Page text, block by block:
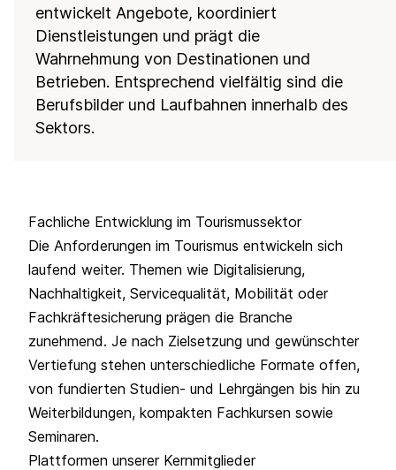
entwickelt Angebote, koordiniert
Dienstleistungen und prägt die
Wahrnehmung von Destinationen und
Betrieben. Entsprechend vielfältig sind die
Berufsbilder und Laufbahnen innerhalb des
Sektors.
Fachliche Entwicklung im Tourismussektor
Die Anforderungen im Tourismus entwickeln sich
laufend weiter. Themen wie Digitalisierung,
Nachhaltigkeit, Servicequalität, Mobilität oder
Fachkräftesicherung prägen die Branche
zunehmend. Je nach Zielsetzung und gewünschter
Vertiefung stehen unterschiedliche Formate offen,
von fundierten Studien- und Lehrgängen bis hin zu
Weiterbildungen, kompakten Fachkursen sowie
Seminaren.
Plattformen unserer Kernmitglieder